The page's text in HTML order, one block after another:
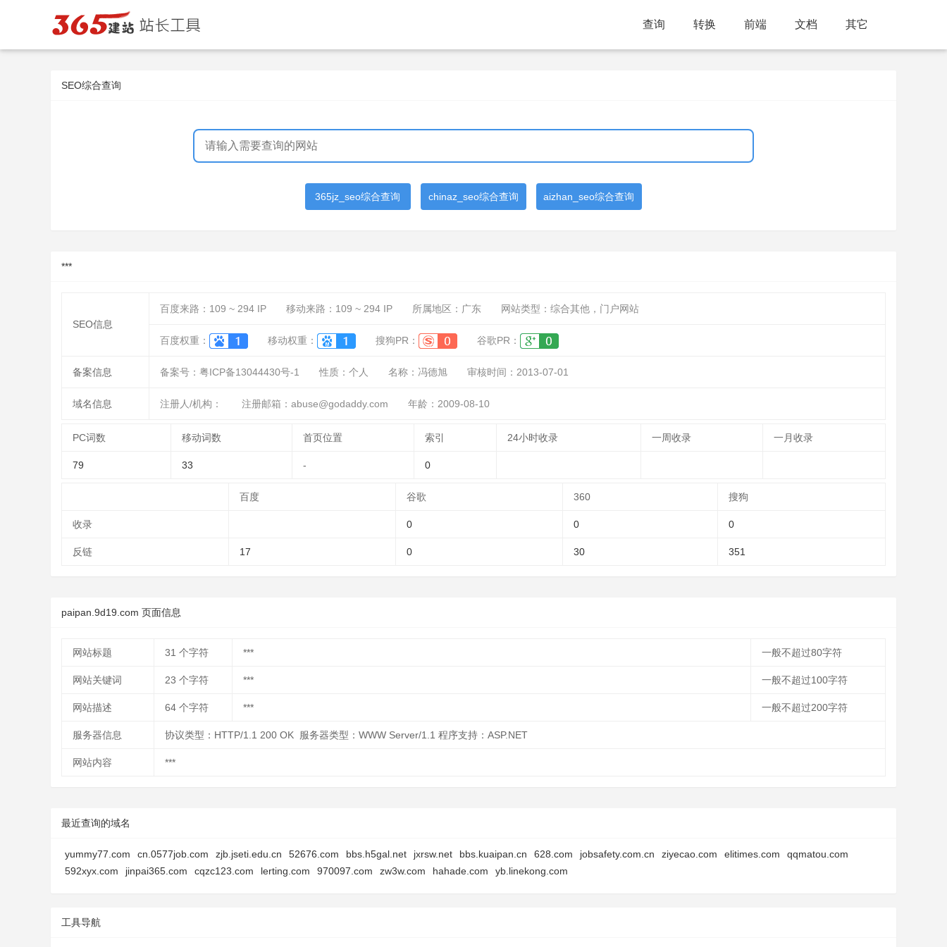
查询 转换 前端 文档 其它
SEO综合查询
365jz_seo综合查询 chinaz_seo综合查询 aizhan_seo综合查询
***
SEO信息
百度来路： 109 ~ 294 IP 移动来路： 109 ~ 294 IP 所属地区：广东 网站类型：综合其他，门户网站
百度权重： 移动权重： 搜狗PR： 谷歌PR：
备案信息 备案号：粤ICP备13044430号-1 性质： 个人 名称： 冯德旭 审核时间： 2013-07-01
域名信息 注册人/机构： 注册邮箱：abuse@godaddy.com 年龄：2009-08-10
PC词数 移动词数 首页位置 索引 24小时收录 一周收录 一月收录
79 33 - 0
百度 谷歌 360 搜狗
收录 0 0 0
反链 17 0 30 351
paipan.9d19.com 页面信息
网站标题 31 个字符 *** 一般不超过80字符
网站关键词 23 个字符 *** 一般不超过100字符
网站描述 64 个字符 *** 一般不超过200字符
服务器信息 协议类型：HTTP/1.1 200 OK 服务器类型：WWW Server/1.1 程序支持：ASP.NET
网站内容 ***
最近查询的域名
yummy77.com cn.0577job.com zjb.jseti.edu.cn 52676.com bbs.h5gal.net jxrsw.net bbs.kuaipan.cn 628.com jobsafety.com.cn ziyecao.com elitimes.com
qqmatou.com
592xyx.com
jinpai365.com cqzc123.com lerting.com 970097.com zw3w.com hahade.com yb.linekong.com
工具导航